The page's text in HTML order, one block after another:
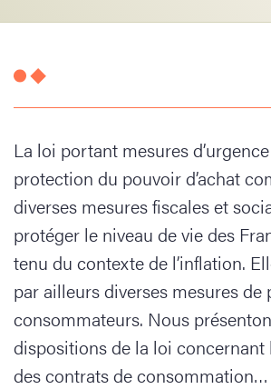
La loi portant mesures
protection du pouvoir d’achat
diverses mesures fiscales et
protéger le niveau de vie des
tenu du contexte de l’inflation.
par ailleurs diverses mesures
consommateurs. Nous
dispositions de la loi concernant
des contrats de consommation…